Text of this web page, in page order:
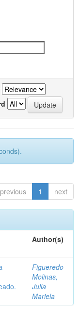
previous 1 next
Author(s)
Figueredo
Molinas,
Julia
Mariela